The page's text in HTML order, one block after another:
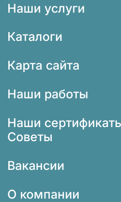
Наши услуги
Каталоги
Карта сайта
Наши работы
Наши
Советы
Вакансии
О компании